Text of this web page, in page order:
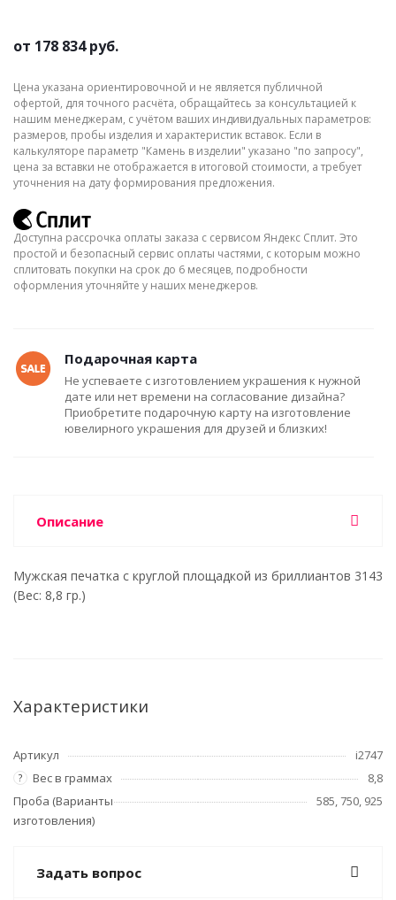
от 178 834 руб.
Цена указана ориентировочной и не является публичной
офертой, для точного расчёта, обращайтесь за консультацией к
нашим менеджерам, с учётом ваших индивидуальных параметров:
размеров, пробы изделия и характеристик вставок. Если в
калькуляторе параметр "Камень в изделии" указано "по запросу",
цена за вставки не отображается в итоговой стоимости, а требует
уточнения на дату формирования предложения.
Доступна рассрочка оплаты заказа с сервисом Яндекс Сплит. Это
простой и безопасный сервис оплаты частями, с которым можно
сплитовать покупки на срок до 6 месяцев, подробности
оформления уточняйте у наших менеджеров.
Подарочная карта
Не успеваете с изготовлением украшения к нужной
дате или нет времени на согласование дизайна?
Приобретите подарочную карту на изготовление
ювелирного украшения для друзей и близких!
Описание
Мужская печатка с круглой площадкой из бриллиантов 3143
(Вес: 8,8 гр.)
Характеристики
Артикул i2747
? Вес в граммах
8,8
Проба (Варианты
изготовления)
585, 750, 925
Задать вопрос